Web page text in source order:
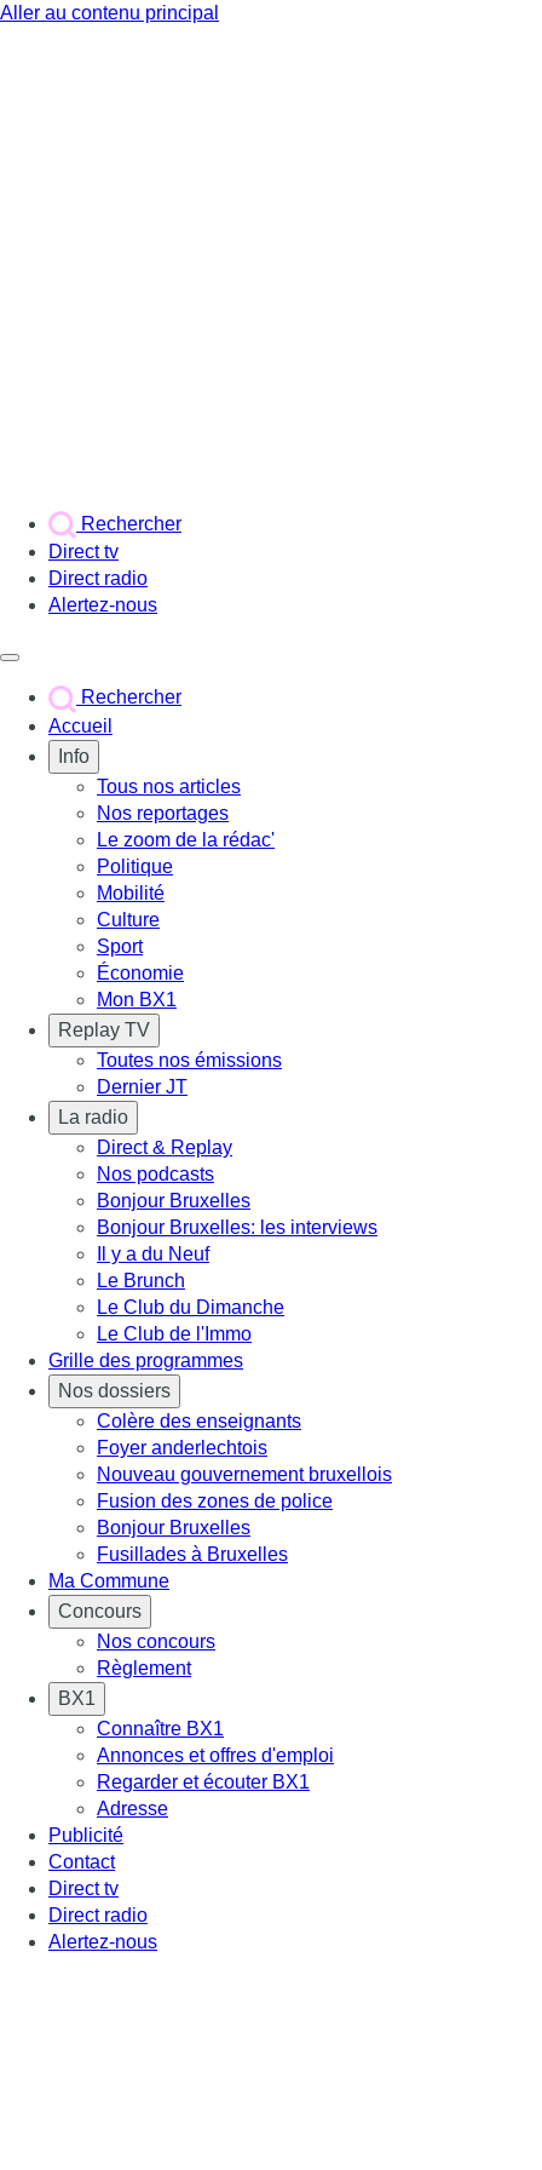
Aller au contenu principal
Rechercher
Direct tv
Direct radio
Alertez-nous
Rechercher
Accueil
Info
Tous nos articles
Nos reportages
Le zoom de la rédac'
Politique
Mobilité
Culture
Sport
Économie
Mon BX1
Replay TV
Toutes nos émissions
Dernier JT
La radio
Direct & Replay
Nos podcasts
Bonjour Bruxelles
Bonjour Bruxelles: les interviews
Il y a du Neuf
Le Brunch
Le Club du Dimanche
Le Club de l'Immo
Grille des programmes
Nos dossiers
Colère des enseignants
Foyer anderlechtois
Nouveau gouvernement bruxellois
Fusion des zones de police
Bonjour Bruxelles
Fusillades à Bruxelles
Ma Commune
Concours
Nos concours
Règlement
BX1
Connaître BX1
Annonces et offres d'emploi
Regarder et écouter BX1
Adresse
Publicité
Contact
Direct tv
Direct radio
Alertez-nous